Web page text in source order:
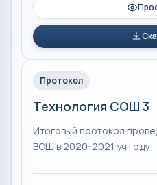
Протокол
Технология СОШ 3
Итоговый протокол
ВОШ в 2020-2021 уч.году